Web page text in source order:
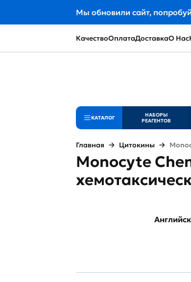
Мы обновили сайт,
КачествоОплатаДоставкаО Нас
КАТАЛОГ
НАБОРЫ
РЕАГЕНТОВ
Главная Цитокины
Monocyte